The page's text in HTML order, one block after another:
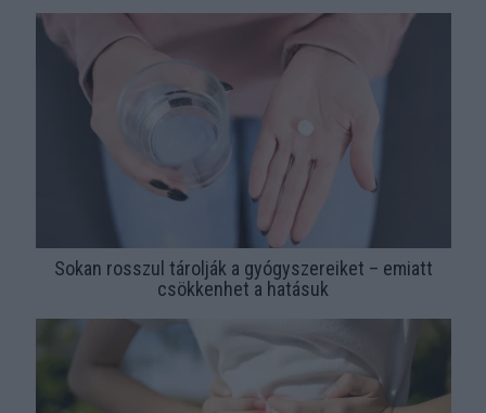
Sokan rosszul tárolják a gyógyszereiket – emiatt
csökkenhet a hatásuk